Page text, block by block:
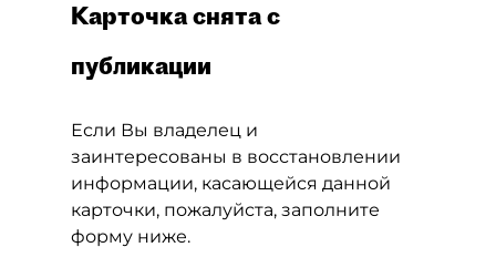
Карточка снята с
публикации
Если Вы владелец и
заинтересованы в восстановлении
информации, касающейся данной
карточки, пожалуйста, заполните
форму ниже.